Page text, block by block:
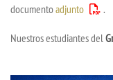
documentoadjunto .
Nuestros estudiantes del